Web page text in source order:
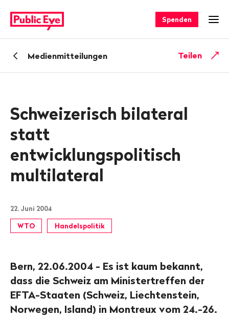
auf
publiceye.ch
Spenden
ZurückMedienmitteilungen Teilen
Schweizerisch bilateral
statt
entwicklungspolitisch
multilateral
22. Juni 2004
WTO Handelspolitik
Bern, 22.06.2004 - Es ist kaum bekannt,
dass die Schweiz am Ministertreffen der
EFTA-Staaten (Schweiz, Liechtenstein,
Norwegen, Island) in Montreux vom 24.-26.